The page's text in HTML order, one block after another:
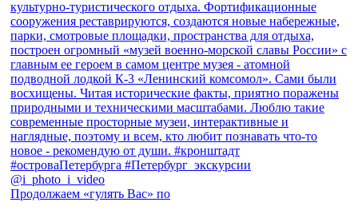
Продолжаем «гулять Вас» по